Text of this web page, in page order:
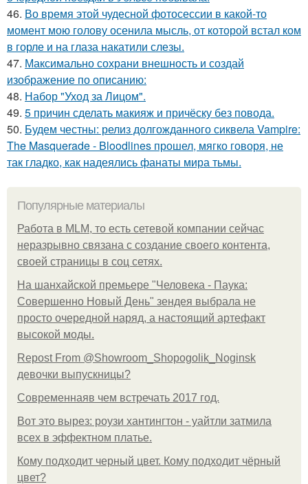
46. Во время этой чудесной фотосессии в какой-то
момент мою голову осенила мысль, от которой встал ком
в горле и на глаза накатили слезы.
47. Максимально сохрани внешность и создай
изображение по описанию:
48. Набор "Уход за Лицом".
49. 5 причин сделать макияж и причёску без повода.
50. Будем честны: релиз долгожданного сиквела Vampire:
The Masquerade - Bloodlines прошел, мягко говоря, не
так гладко, как надеялись фанаты мира тьмы.
Популярные материалы
Работа в MLM, то есть сетевой компании сейчас
неразрывно связана с создание своего контента,
своей страницы в соц сетях.
На шанхайской премьере "Человека - Паука:
Совершенно Новый День" зендея выбрала не
просто очередной наряд, а настоящий артефакт
высокой моды.
Repost From @Showroom_Shopogolik_Noginsk
девочки выпускницы?
Современнаяв чем встречать 2017 год.
Вот это вырез: роузи хантингтон - уайтли затмила
всех в эффектном платьe.
Кому подходит черный цвет. Кому подходит чёрный
цвет?